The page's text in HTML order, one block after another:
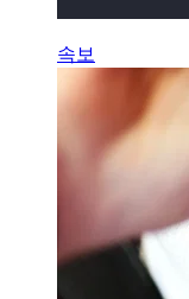
속보